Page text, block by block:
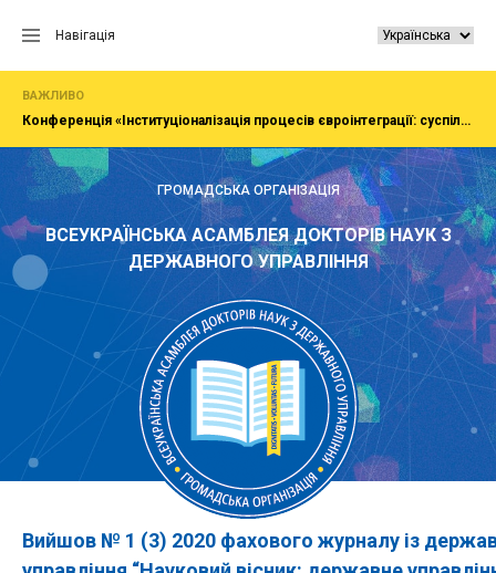
Навігація
ВАЖЛИВО
Конференція «Інституціоналізація процесів євроінтеграції: суспільство, економіка, адміністрування»
ГРОМАДСЬКА ОРГАНІЗАЦІЯ
ВСЕУКРАЇНСЬКА АСАМБЛЕЯ ДОКТОРІВ НАУК З
ДЕРЖАВНОГО УПРАВЛІННЯ
Вийшов № 1 (3) 2020 фахового журналу із